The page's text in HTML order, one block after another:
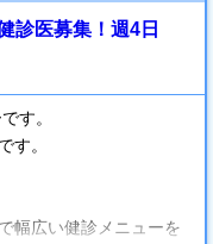
診医募集！週4日
す。
す。
幅広い健診メニューを